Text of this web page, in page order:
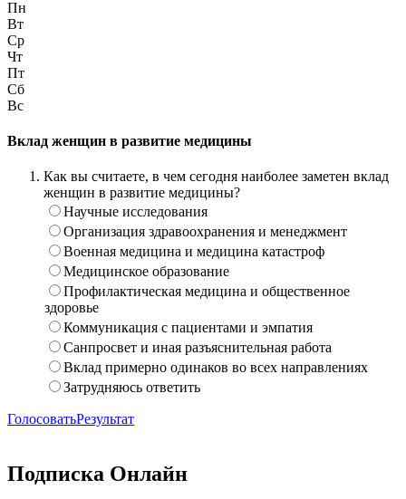
Пн
Вт
Ср
Чт
Пт
Сб
Вс
Вклад женщин в развитие медицины
Как вы считаете, в чем сегодня наиболее заметен вклад
женщин в развитие медицины?
Научные исследования
Организация здравоохранения и менеджмент
Военная медицина и медицина катастроф
Медицинское образование
Профилактическая медицина и общественное
здоровье
Коммуникация с пациентами и эмпатия
Санпросвет и иная разъяснительная работа
Вклад примерно одинаков во всех направлениях
Затрудняюсь ответить
ГолосоватьРезультат
Подписка Онлайн